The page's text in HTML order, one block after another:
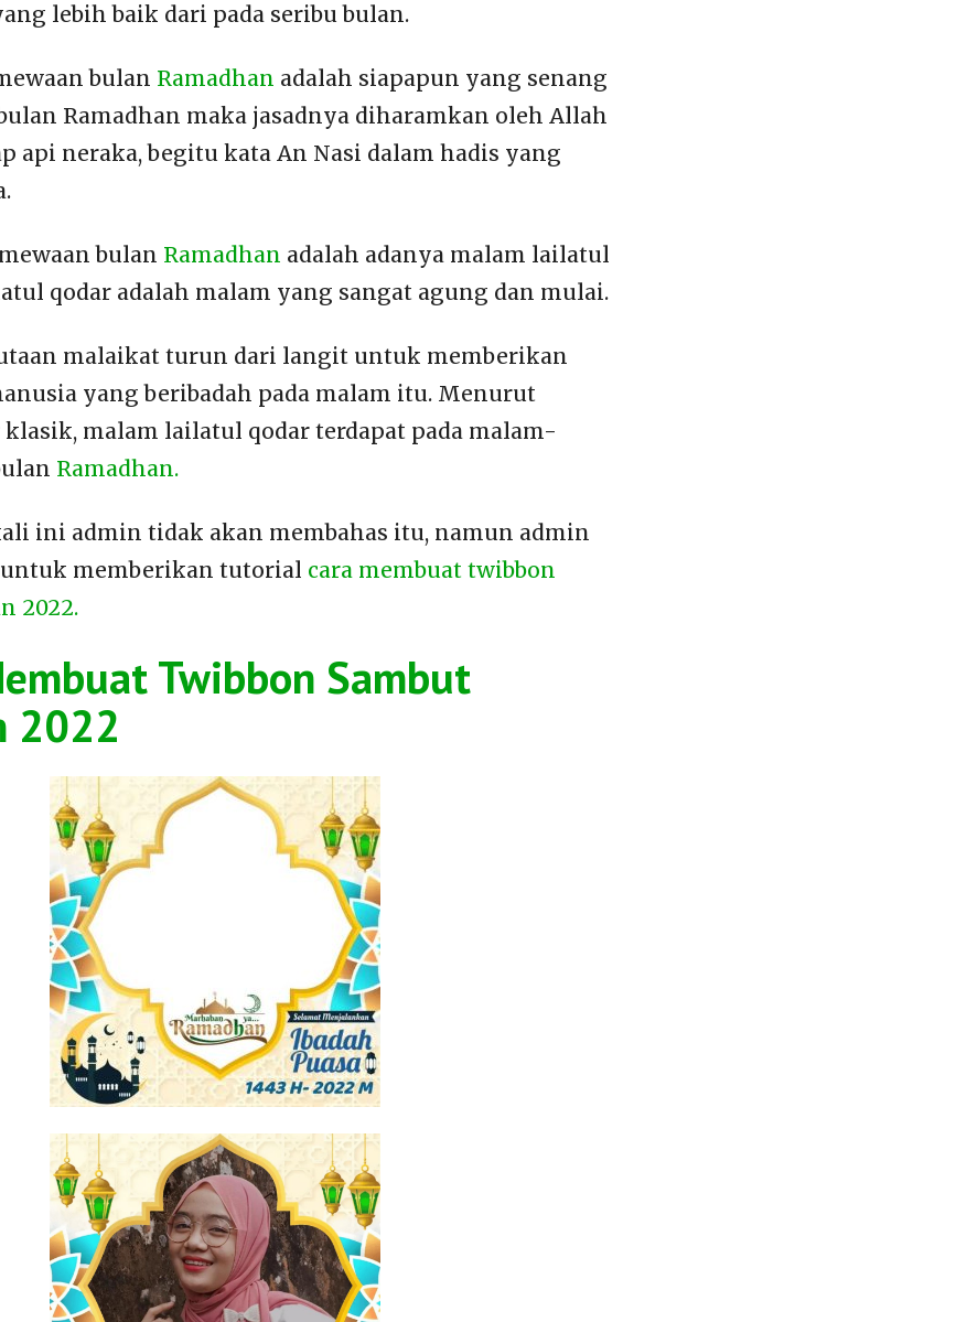
lebih baik dari pada seribu bulan.
bulan Ramadhan adalah siapapun yang senang
Ramadhan maka jasadnya diharamkan oleh Allah
api neraka, begitu kata An Nasi dalam hadis yang
bulan Ramadhan adalah adanya malam lailatul
qodar adalah malam yang sangat agung dan mulai.
malaikat turun dari langit untuk memberikan
yang beribadah pada malam itu. Menurut
klasik, malam lailatul qodar terdapat pada malam-
Ramadhan.
ini admin tidak akan membahas itu, namun admin
memberikan tutorial cara membuat twibbon
2022.
Twibbon Sambut
2022